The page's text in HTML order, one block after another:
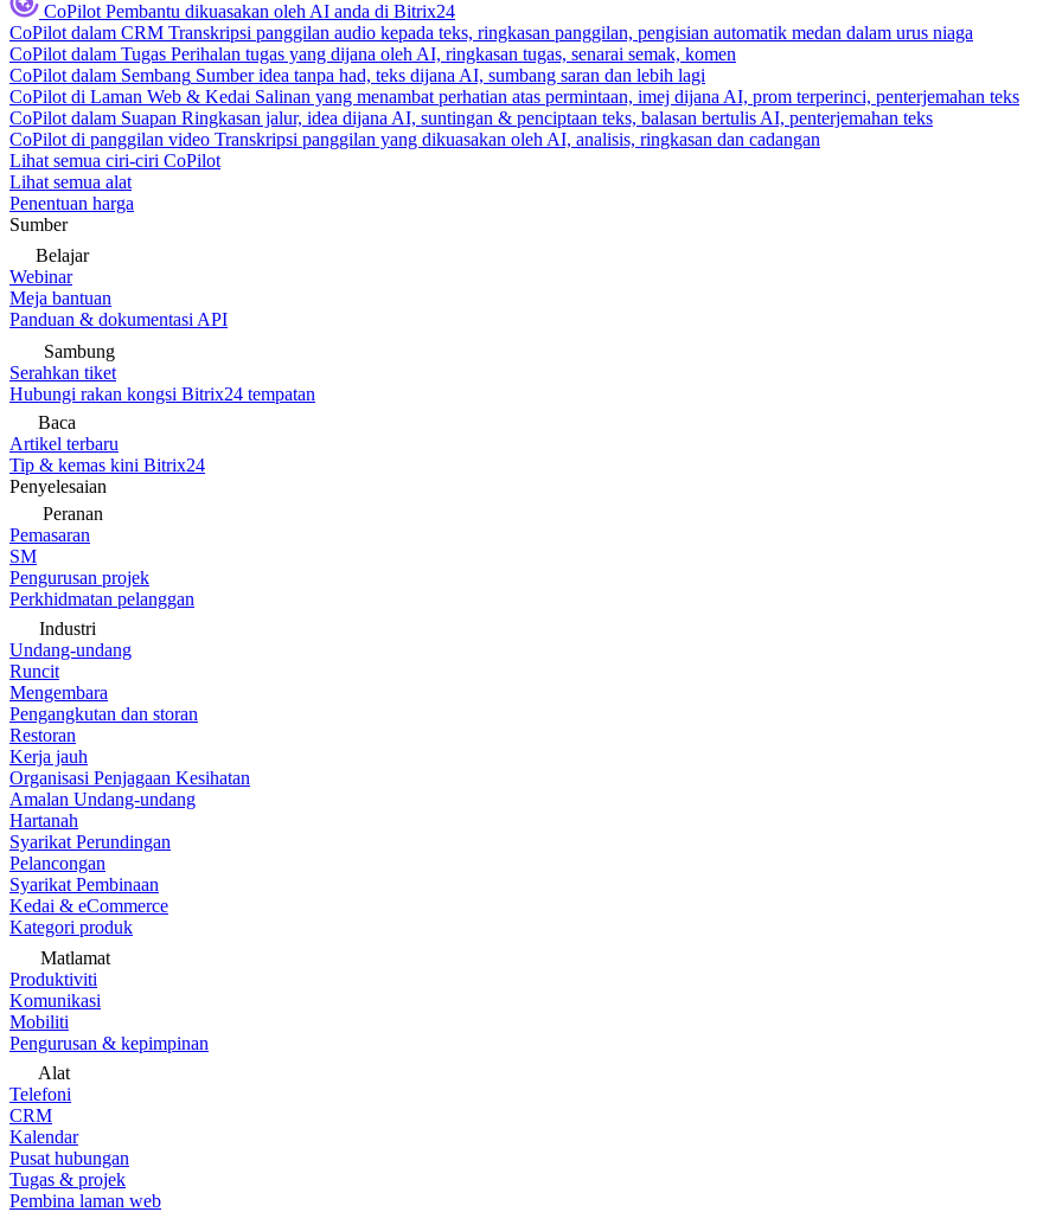
CoPilot Pembantu dikuasakan oleh AI anda di Bitrix24
CoPilot dalam CRM Transkripsi panggilan audio kepada teks, ringkasan panggilan, pengisian automatik medan dalam urus niaga
CoPilot dalam Tugas Perihalan tugas yang dijana oleh AI, ringkasan tugas, senarai semak, komen
CoPilot dalam Sembang Sumber idea tanpa had, teks dijana AI, sumbang saran dan lebih lagi
CoPilot di Laman Web & Kedai Salinan yang menambat perhatian atas permintaan, imej dijana AI, prom terperinci, penterjemahan teks
CoPilot dalam Suapan Ringkasan jalur, idea dijana AI, suntingan & penciptaan teks, balasan bertulis AI, penterjemahan teks
CoPilot di panggilan video Transkripsi panggilan yang dikuasakan oleh AI, analisis, ringkasan dan cadangan
Lihat semua ciri-ciri CoPilot
Lihat semua alat
Penentuan harga
Sumber
Belajar
Webinar
Meja bantuan
Panduan & dokumentasi API
Sambung
Serahkan tiket
Hubungi rakan kongsi Bitrix24 tempatan
Baca
Artikel terbaru
Tip & kemas kini Bitrix24
Penyelesaian
Peranan
Pemasaran
SM
Pengurusan projek
Perkhidmatan pelanggan
Industri
Undang-undang
Runcit
Mengembara
Pengangkutan dan storan
Restoran
Kerja jauh
Organisasi Penjagaan Kesihatan
Amalan Undang-undang
Hartanah
Syarikat Perundingan
Pelancongan
Syarikat Pembinaan
Kedai & eCommerce
Kategori produk
Matlamat
Produktiviti
Komunikasi
Mobiliti
Pengurusan & kepimpinan
Alat
Telefoni
CRM
Kalendar
Pusat hubungan
Tugas & projek
Pembina laman web